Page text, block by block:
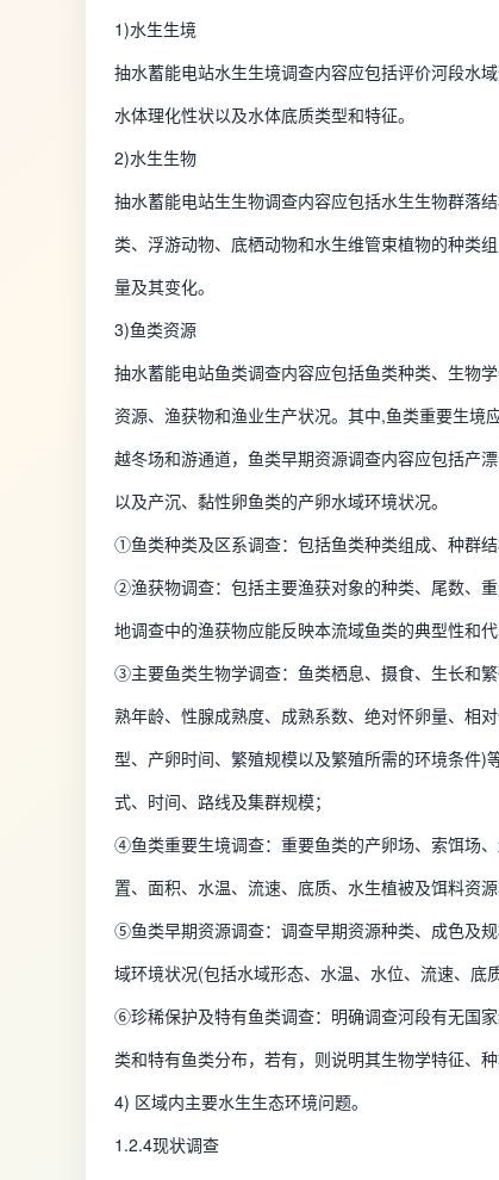
1)水生生境
抽水蓄能电站水生生境调查内容应包括评价河段水域
水体理化性状以及水体底质类型和特征。
2)水生生物
抽水蓄能电站生生物调查内容应包括水生生物群落
类、浮游动物、底栖动物和水生维管束植物的种类
量及其变化。
3)鱼类资源
抽水蓄能电站鱼类调查内容应包括鱼类种类、生物
资源、渔获物和渔业生产状况。其中,鱼类重要生境
越冬场和游通道，鱼类早期资源调查内容应包括产
以及产沉、黏性卵鱼类的产卵水域环境状况。
①鱼类种类及区系调查：包括鱼类种类组成、种群结
②渔获物调查：包括主要渔获对象的种类、尾数、
地调查中的渔获物应能反映本流域鱼类的典型性和代
③主要鱼类生物学调查：鱼类栖息、摄食、生长和
熟年龄、性腺成熟度、成熟系数、绝对怀卵量、相
型、产卵时间、繁殖规模以及繁殖所需的环境条件)
式、时间、路线及集群规模；
④鱼类重要生境调查：重要鱼类的产卵场、索饵场
置、面积、水温、流速、底质、水生植被及饵料资源
⑤鱼类早期资源调查：调查早期资源种类、成色及
域环境状况(包括水域形态、水温、水位、流速、底
⑥珍稀保护及特有鱼类调查：明确调查河段有无国
类和特有鱼类分布，若有，则说明其生物学特征、
4) 区域内主要水生生态环境问题。
1.2.4现状调查